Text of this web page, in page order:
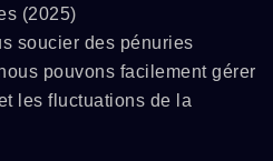
(2025)
soucier des pénuries
pouvons facilement gérer
les fluctuations de la